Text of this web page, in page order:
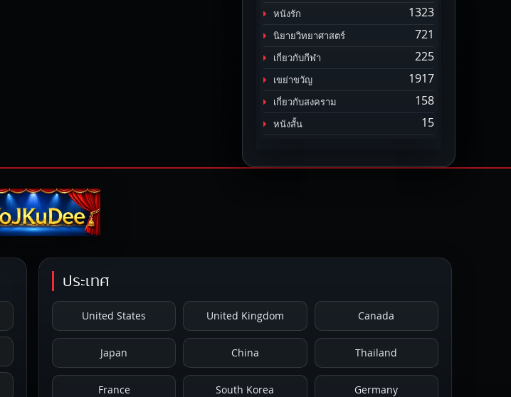
หนังรัก 1323
นิยายวิทยาศาสตร์ 721
เกี่ยวกับกีฬา 225
เขย่าขวัญ 1917
เกี่ยวกับสงคราม 158
หนังสั้น 15
ประเทศ
United States United Kingdom Canada
Japan China Thailand
France South Korea Germany